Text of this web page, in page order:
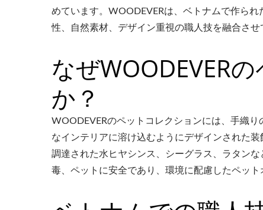
めています。WOODEVERは、ベトナムで作ら
性、自然素材、デザイン重視の職人技を融合させ
なぜWOODEVER
か？
WOODEVERのペットコレクションには、手織
なインテリアに溶け込むようにデザインされた
調達された水ヒヤシンス、シーグラス、ラタン
毒、ペットに安全であり、環境に配慮したペット